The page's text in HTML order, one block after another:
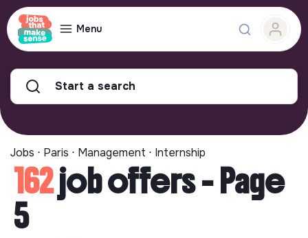
Menu
Start a search
Jobs ⋅ Paris ⋅ Management ⋅ Internship
162job offers - Page
5